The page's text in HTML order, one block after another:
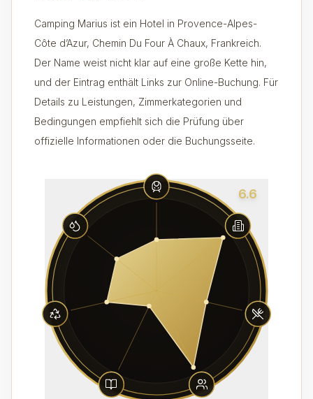
Camping Marius ist ein Hotel in Provence-Alpes-
Côte d’Azur, Chemin Du Four À Chaux, Frankreich.
Der Name weist nicht klar auf eine große Kette hin,
und der Eintrag enthält Links zur Online-Buchung. Für
Details zu Leistungen, Zimmerkategorien und
Bedingungen empfiehlt sich die Prüfung über
offizielle Informationen oder die Buchungsseite.
6.6